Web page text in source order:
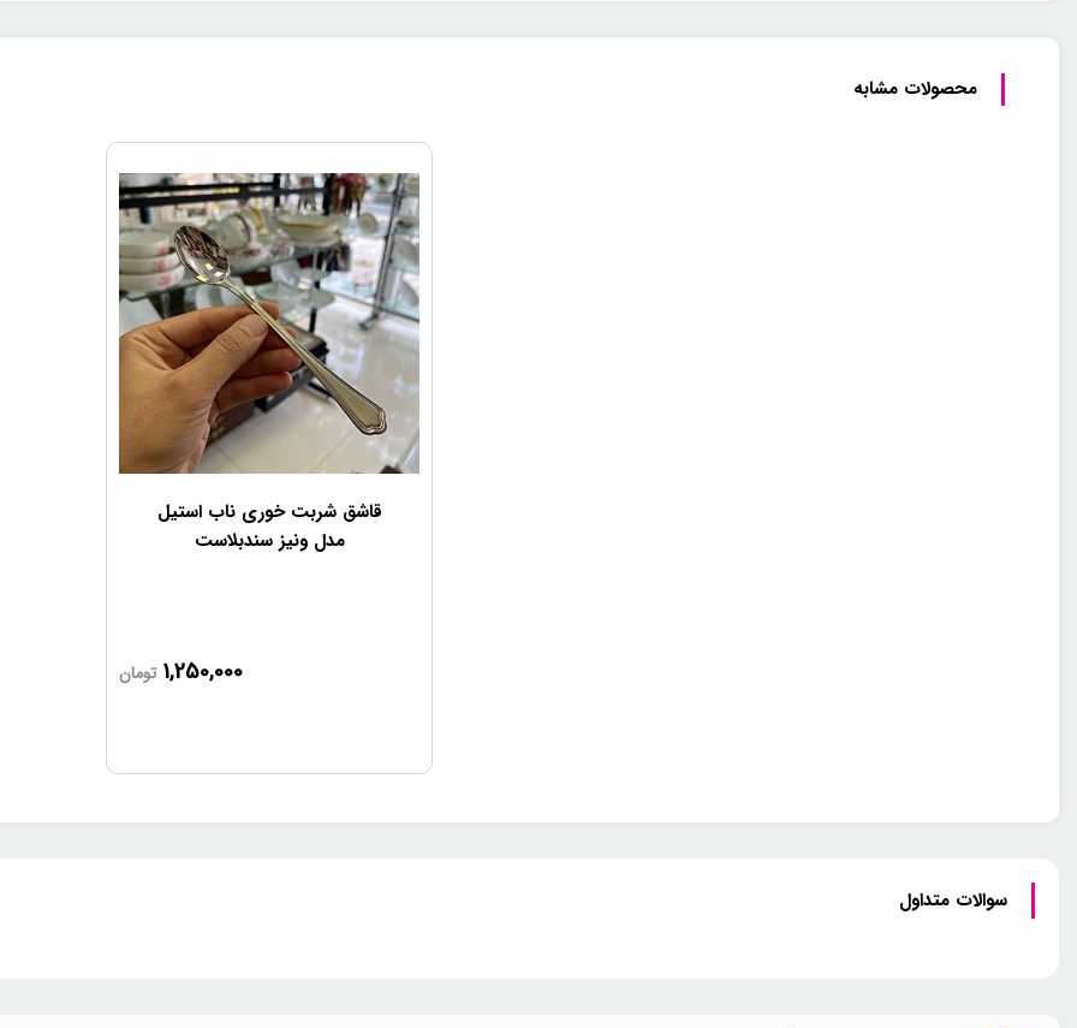
محصولات مشابه
قاشق شربت خوری ناب استیل
مدل ونیز سندبلاست
1,250,000 تومان
سوالات متداول